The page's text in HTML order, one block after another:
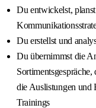
Du entwickelst,
Du erstellst und
Du übernimmst die
die Auslistungen und
Trainings